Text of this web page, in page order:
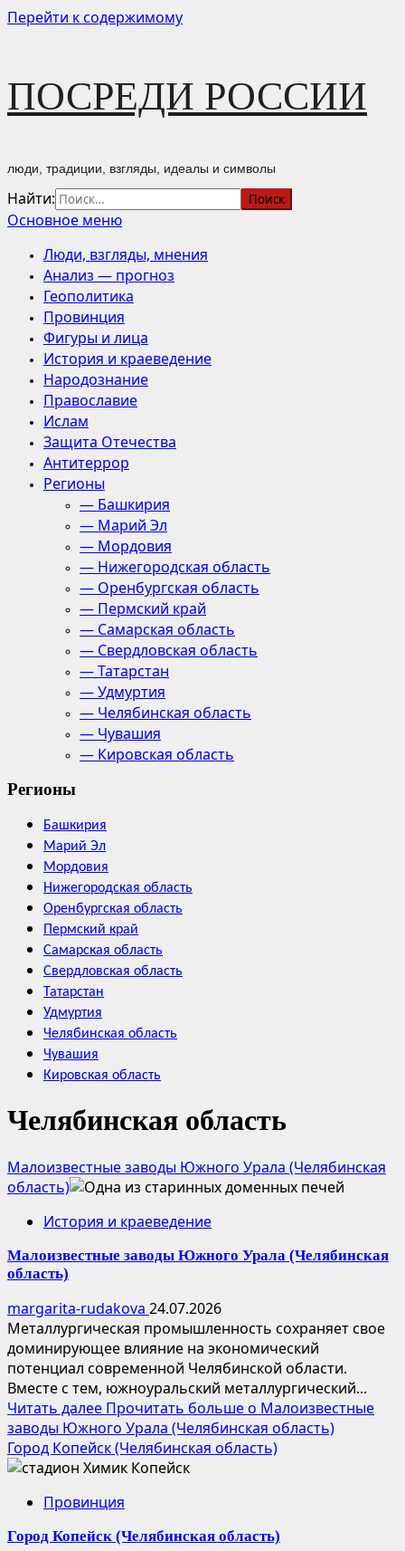
Перейти к содержимому
ПОСРЕДИ РОССИИ
люди, традиции, взгляды, идеалы и символы
Найти:
Основное меню
Люди, взгляды, мнения
Анализ — прогноз
Геополитика
Провинция
Фигуры и лица
История и краеведение
Народознание
Православие
Ислам
Защита Отечества
Антитеррор
Регионы
— Башкирия
— Марий Эл
— Мордовия
— Нижегородская область
— Оренбургская область
— Пермский край
— Самарская область
— Свердловская область
— Татарстан
— Удмуртия
— Челябинская область
— Чувашия
— Кировская область
Регионы
Башкирия
Марий Эл
Мордовия
Нижегородская область
Оренбургская область
Пермский край
Самарская область
Свердловская область
Татарстан
Удмуртия
Челябинская область
Чувашия
Кировская область
Челябинская область
Малоизвестные заводы Южного Урала (Челябинская
область)
История и краеведение
Малоизвестные заводы Южного Урала (Челябинская
область)
margarita-rudakova 24.07.2026
Металлургическая промышленность сохраняет свое
доминирующее влияние на экономический
потенциал современной Челябинской области.
Вместе с тем, южноуральский металлургический...
Читать далее Прочитать больше о Малоизвестные
заводы Южного Урала (Челябинская область)
Город Копейск (Челябинская область)
Провинция
Город Копейск (Челябинская область)